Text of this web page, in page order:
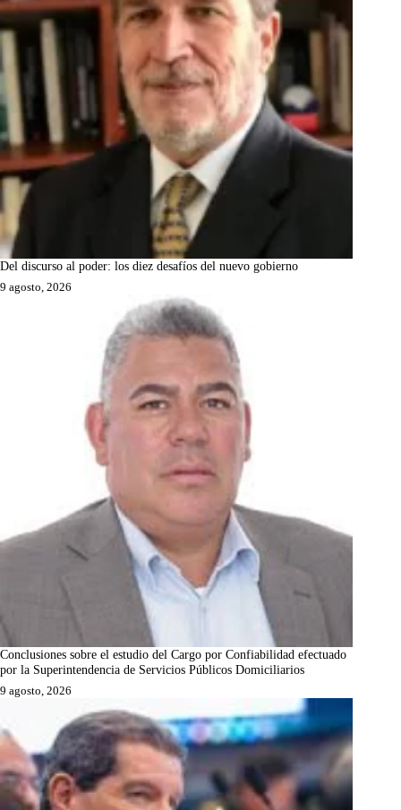
Del discurso al poder: los diez desafíos del nuevo gobierno
9 agosto, 2026
Conclusiones sobre el estudio del Cargo por Confiabilidad efectuado
por la Superintendencia de Servicios Públicos Domiciliarios
9 agosto, 2026